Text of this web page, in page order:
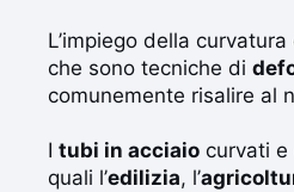
L’impiego della
che sono tecniche di
comunemente risalire al
I tubi in acciaio curvati e
quali l’edilizia, l’